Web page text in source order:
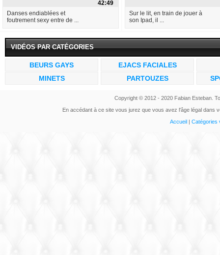
42:49
Danses endiablées et
foutrement sexy entre de ...
Sur le lit, en train de jouer à
son Ipad, il ...
VIDÉOS PAR CATÉGORIES
BEURS GAYS
EJACS FACIALES
MINETS
PARTOUZES
Copyright © 2012 - 2020 Fabian Esteban.
En accédant à ce site vous jurez que vous avez l'âge légal dans
Accueil| Catégories